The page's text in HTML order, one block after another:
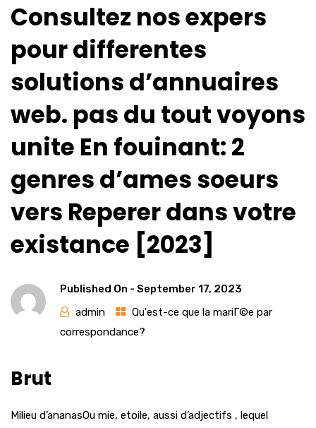
Consultez nos expers
pour differentes
solutions d’annuaires
web. pas du tout voyons
unite En fouinant: 2
genres d’ames soeurs
vers Reperer dans votre
existance [2023]
Published On - September 17, 2023
admin
Qu'est-ce que la mariГ©e par
correspondance?
Brut
Milieu d’ananasOu mie, etoile, aussi d’adjectifs , lequel